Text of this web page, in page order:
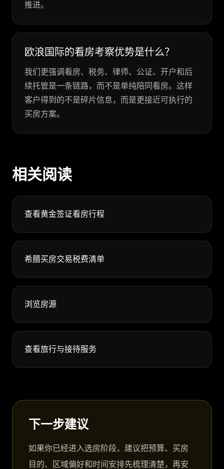
推进。
欧浪国际的看房考察优势是什么？
我们更强调看房、税务、律师、公证、开户和后
续托管是一条链路，而不是单纯陪同看房。这样
客户得到的不是碎片信息，而是更接近可执行的
买房方案。
相关阅读
查看黄金签证看房行程
希腊买房交易税费清单
浏览房源
查看旅行与接待服务
下一步建议
如果你已经进入选房阶段，建议把预算、买房
目的、区域偏好和时间安排先梳理清楚，再安